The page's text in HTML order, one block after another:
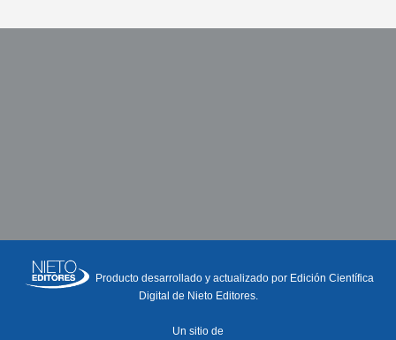
Producto desarrollado y actualizado por Edición Científica
Digital de Nieto Editores.
Un sitio de